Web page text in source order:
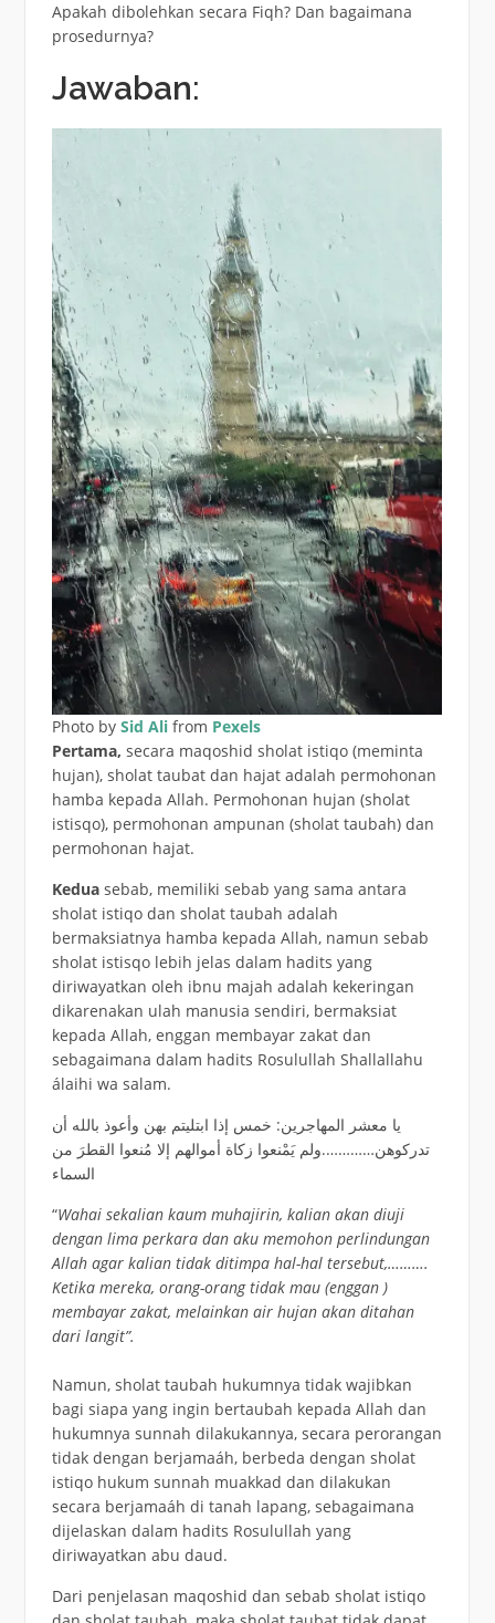
Apakah dibolehkan secara Fiqh? Dan bagaimana
prosedurnya?
Jawaban:
Photo by Sid Ali from Pexels
Pertama, secara maqoshid sholat istiqo (meminta
hujan), sholat taubat dan hajat adalah permohonan
hamba kepada Allah. Permohonan hujan (sholat
istisqo), permohonan ampunan (sholat taubah) dan
permohonan hajat.
Kedua sebab, memiliki sebab yang sama antara
sholat istiqo dan sholat taubah adalah
bermaksiatnya hamba kepada Allah, namun sebab
sholat istisqo lebih jelas dalam hadits yang
diriwayatkan oleh ibnu majah adalah kekeringan
dikarenakan ulah manusia sendiri, bermaksiat
kepada Allah, enggan membayar zakat dan
sebagaimana dalam hadits Rosulullah Shallallahu
álaihi wa salam.
يا معشر المهاجرين: خمس إذا ابتليتم بهن وأعوذ بالله أن
تدركوهن………….ولم يَمْنعوا زكاة أموالهم إلا مُنعوا القطرَ من
السماء
“Wahai sekalian kaum muhajirin, kalian akan diuji
dengan lima perkara dan aku memohon perlindungan
Allah agar kalian tidak ditimpa hal-hal tersebut,……….
Ketika mereka, orang-orang tidak mau (enggan )
membayar zakat, melainkan air hujan akan ditahan
dari langit”.
Namun, sholat taubah hukumnya tidak wajibkan
bagi siapa yang ingin bertaubah kepada Allah dan
hukumnya sunnah dilakukannya, secara perorangan
tidak dengan berjamaáh, berbeda dengan sholat
istiqo hukum sunnah muakkad dan dilakukan
secara berjamaáh di tanah lapang, sebagaimana
dijelaskan dalam hadits Rosulullah yang
diriwayatkan abu daud.
Dari penjelasan maqoshid dan sebab sholat istiqo